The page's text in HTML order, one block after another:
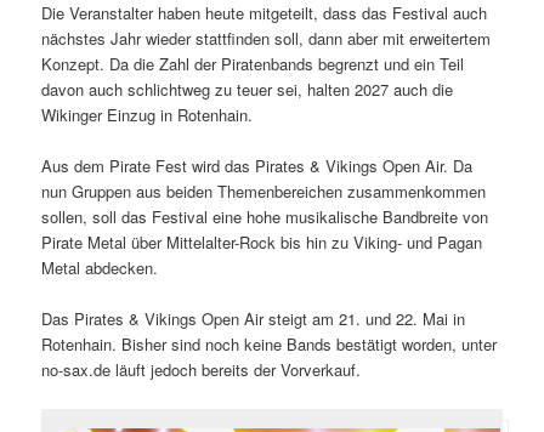
Die Veranstalter haben heute mitgeteilt, dass das Festival auch
nächstes Jahr wieder stattfinden soll, dann aber mit erweitertem
Konzept. Da die Zahl der Piratenbands begrenzt und ein Teil
davon auch schlichtweg zu teuer sei, halten 2027 auch die
Wikinger Einzug in Rotenhain.
Aus dem Pirate Fest wird das Pirates & Vikings Open Air. Da
nun Gruppen aus beiden Themenbereichen zusammenkommen
sollen, soll das Festival eine hohe musikalische Bandbreite von
Pirate Metal über Mittelalter-Rock bis hin zu Viking- und Pagan
Metal abdecken.
Das Pirates & Vikings Open Air steigt am 21. und 22. Mai in
Rotenhain. Bisher sind noch keine Bands bestätigt worden, unter
no-sax.de läuft jedoch bereits der Vorverkauf.